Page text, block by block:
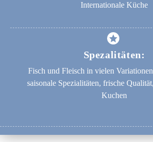
Internationale Küche
Spezalitäten:
Fisch und Fleisch in vielen
saisonale Spezialitäten, frische
Kuchen